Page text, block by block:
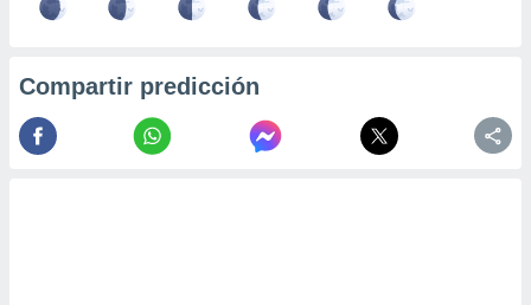
Compartir predicción